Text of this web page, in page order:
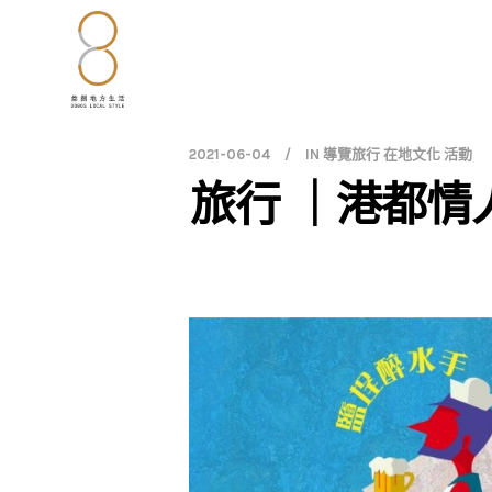
2021-06-04 IN 導覽旅行 在地文化 活動
旅行 ｜港都情